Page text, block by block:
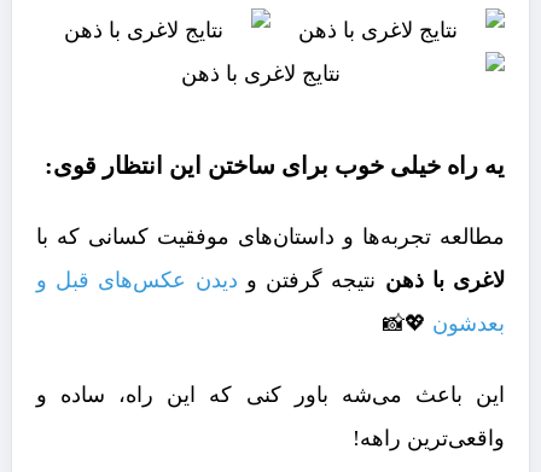
یه راه خیلی خوب برای ساختن این انتظار قوی:
مطالعه تجربه‌ها و داستان‌های موفقیت کسانی که با
لاغری با ذهن نتیجه گرفتن و دیدن عکس‌های قبل و
بعدشون 💖📸
این باعث می‌شه باور کنی که این راه، ساده و
واقعی‌ترین راهه!